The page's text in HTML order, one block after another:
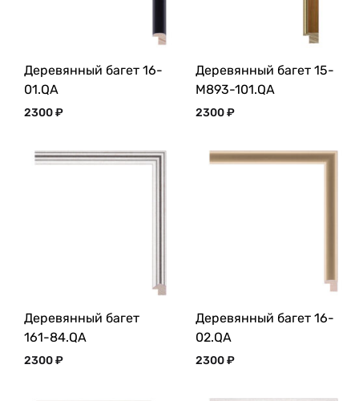
Деревянный багет 16-
01.QA
2300₽
Деревянный багет 15-
M893-101.QA
2300₽
Деревянный багет
161-84.QA
2300₽
Деревянный багет 16-
02.QA
2300₽